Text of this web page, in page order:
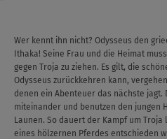
Wer kennt ihn nicht? Odysseus den
Ithaka! Seine Frau und die Heimat
gegen Troja zu ziehen. Es gilt, die
Odysseus zurückkehren kann,
denen ein Abenteuer das nächste jagt.
miteinander und benutzen den jungen
Launen. So dauert der Kampf um
eines hölzernen Pferdes entschieden